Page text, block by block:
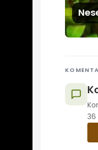
36